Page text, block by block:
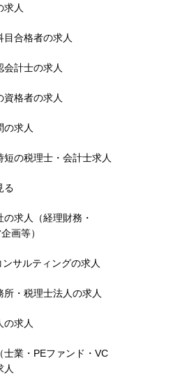
求人
目合格者の求人
会計士の求人
資格者の求人
の求人
短の税理士・会計士求人
る
の求人（経理財務・
画等）
ンサルティングの求人
所・税理士法人の求人
の求人
士業・PEファンド・VC
人